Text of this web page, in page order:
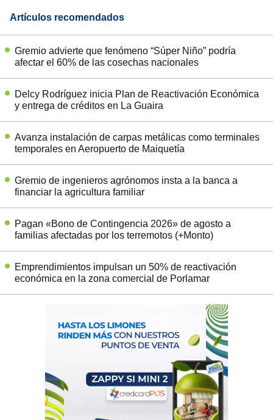
Artículos recomendados
Gremio advierte que fenómeno “Súper Niño” podría
afectar el 60% de las cosechas nacionales
Delcy Rodríguez inicia Plan de Reactivación Económica
y entrega de créditos en La Guaira
Avanza instalación de carpas metálicas como terminales
temporales en Aeropuerto de Maiquetía
Gremio de ingenieros agrónomos insta a la banca a
financiar la agricultura familiar
Pagan «Bono de Contingencia 2026» de agosto a
familias afectadas por los terremotos (+Monto)
Emprendimientos impulsan un 50% de reactivación
económica en la zona comercial de Porlamar